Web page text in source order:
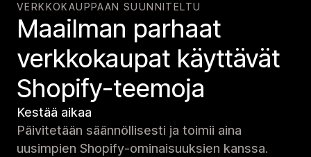
VERKKOKAUPPAAN SUUNNITELTU
Maailman parhaat
verkko­kaupat käyttävät
Shopify-teemoja
Kestää aikaa
Päivitetään säännöllisesti ja toimii aina
uusimpien Shopify-ominaisuuksien kanssa.